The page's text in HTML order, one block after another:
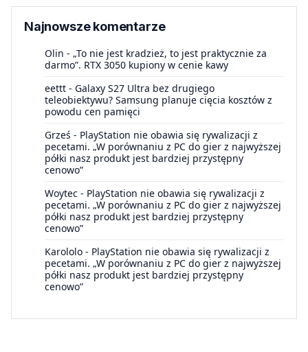
Najnowsze komentarze
Olin - „To nie jest kradzież, to jest praktycznie za
darmo”. RTX 3050 kupiony w cenie kawy
eettt - Galaxy S27 Ultra bez drugiego
teleobiektywu? Samsung planuje cięcia kosztów z
powodu cen pamięci
Grześ - PlayStation nie obawia się rywalizacji z
pecetami. „W porównaniu z PC do gier z najwyższej
półki nasz produkt jest bardziej przystępny
cenowo”
Woytec - PlayStation nie obawia się rywalizacji z
pecetami. „W porównaniu z PC do gier z najwyższej
półki nasz produkt jest bardziej przystępny
cenowo”
Karololo - PlayStation nie obawia się rywalizacji z
pecetami. „W porównaniu z PC do gier z najwyższej
półki nasz produkt jest bardziej przystępny
cenowo”